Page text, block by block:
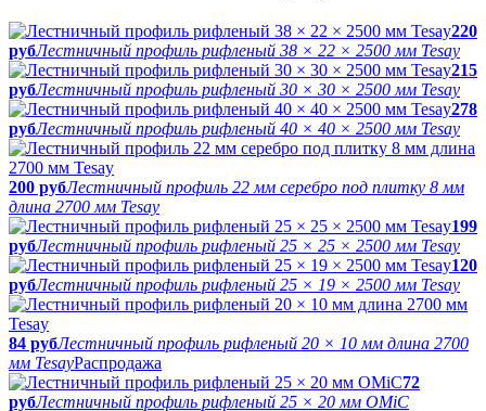
220
рубЛестничный профиль рифленый 38 × 22 × 2500 мм Tesay
215
рубЛестничный профиль рифленый 30 × 30 × 2500 мм Tesay
278
рубЛестничный профиль рифленый 40 × 40 × 2500 мм Tesay
200 рубЛестничный профиль 22 мм серебро под плитку 8 мм
длина 2700 мм Tesay
199
рубЛестничный профиль рифленый 25 × 25 × 2500 мм Tesay
120
рубЛестничный профиль рифленый 25 × 19 × 2500 мм Tesay
84 рубЛестничный профиль рифленый 20 × 10 мм длина 2700
мм TesayРаспродажа
72
рубЛестничный профиль рифленый 25 × 20 мм ОМіС